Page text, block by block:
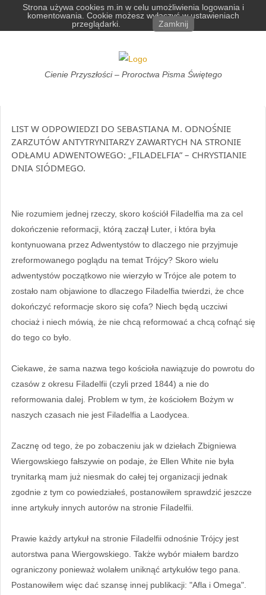
Cienie
Cienie Przyszłości – Proroctwa Pisma Świętego
LIST W ODPOWIEDZI DO SEBASTIANA M. ODNOŚNIE
ZARZUTÓW ANTYTRYNITARZY ZAWARTYCH NA STRONIE
ODŁAMU ADWENTOWEGO: „FILADELFIA” – CHRYSTIANIE
DNIA SIÓDMEGO.
Nie rozumiem jednej rzeczy, skoro kościół Filadelfia ma za cel
dokończenie reformacji, którą zaczął Luter, i która była
kontynuowana przez Adwentystów to dlaczego nie przyjmuje
zreformowanego poglądu na temat Trójcy? Skoro wielu
adwentystów początkowo nie wierzyło w Trójce ale potem to
zostało nam objawione to dlaczego Filadelfia twierdzi, że chce
dokończyć reformacje skoro się cofa? Niech będą uczciwi
chociaż i niech mówią, że nie chcą reformować a chcą cofnąć się
do tego co było.
Ciekawe, że sama nazwa tego kościoła nawiązuje do powrotu do
czasów z okresu Filadelfii (czyli przed 1844) a nie do
reformowania dalej. Problem w tym, że kościołem Bożym w
naszych czasach nie jest Filadelfia a Laodycea.
Zacznę od tego, że po zobaczeniu jak w dziełach Zbigniewa
Wiergowskiego fałszywie on podaje, że Ellen White nie była
trynitarką mam już niesmak do całej tej organizacji jednak
zgodnie z tym co powiedziałeś, postanowiłem sprawdzić jeszcze
inne artykuły innych autorów na stronie Filadelfii.
Prawie każdy artykuł na stronie Filadelfii odnośnie Trójcy jest
autorstwa pana Wiergowskiego. Także wybór miałem bardzo
ograniczony ponieważ wolałem uniknąć artykułów tego pana.
Postanowiłem więc dać szansę innej publikacji: "Afla i Omega".
Strona używa cookies m.in w celu umożliwienia logowania i
komentowania. Cookie możesz wyłączyć w ustawieniach
przeglądarki.
Zamknij